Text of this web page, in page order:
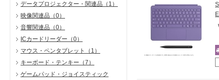
データプロジェクター・関連品 （1）
映像関連品 （0）
音響関連品 （0）
ICカードリーダー （0）
マウス・ペンタブレット
（1）
キーボード・テンキー （7）
ゲームパッド・ジョイスティック